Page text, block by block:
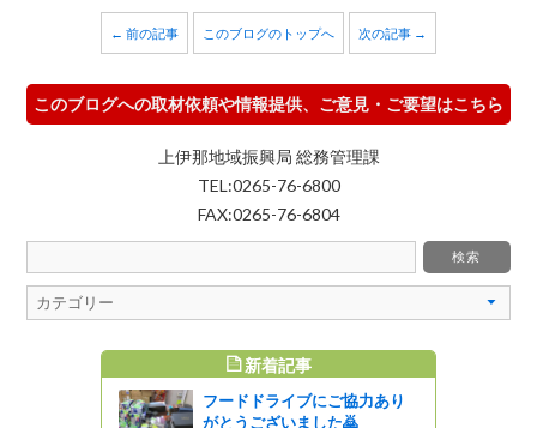
← 前の記事 このブログのトップへ 次の記事 →
このブログへの取材依頼や情報提供、ご意見・ご要望はこちら
上伊那地域振興局 総務管理課
TEL:0265-76-6800
FAX:0265-76-6804
新着記事
フードドライブにご協力あり
がとうございました🙇